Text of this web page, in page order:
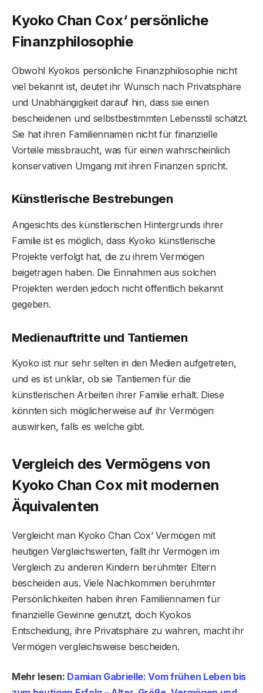
Kyoko Chan Cox‘ persönliche
Finanzphilosophie
Obwohl Kyokos persönliche Finanzphilosophie nicht
viel bekannt ist, deutet ihr Wunsch nach Privatsphäre
und Unabhängigkeit darauf hin, dass sie einen
bescheidenen und selbstbestimmten Lebensstil schätzt.
Sie hat ihren Familiennamen nicht für finanzielle
Vorteile missbraucht, was für einen wahrscheinlich
konservativen Umgang mit ihren Finanzen spricht.
Künstlerische Bestrebungen
Angesichts des künstlerischen Hintergrunds ihrer
Familie ist es möglich, dass Kyoko künstlerische
Projekte verfolgt hat, die zu ihrem Vermögen
beigetragen haben. Die Einnahmen aus solchen
Projekten werden jedoch nicht öffentlich bekannt
gegeben.
Medienauftritte und Tantiemen
Kyoko ist nur sehr selten in den Medien aufgetreten,
und es ist unklar, ob sie Tantiemen für die
künstlerischen Arbeiten ihrer Familie erhält. Diese
könnten sich möglicherweise auf ihr Vermögen
auswirken, falls es welche gibt.
Vergleich des Vermögens von
Kyoko Chan Cox mit modernen
Äquivalenten
Vergleicht man Kyoko Chan Cox‘ Vermögen mit
heutigen Vergleichswerten, fällt ihr Vermögen im
Vergleich zu anderen Kindern berühmter Eltern
bescheiden aus. Viele Nachkommen berühmter
Persönlichkeiten haben ihren Familiennamen für
finanzielle Gewinne genutzt, doch Kyokos
Entscheidung, ihre Privatsphäre zu wahren, macht ihr
Vermögen vergleichsweise bescheiden.
Mehr lesen: Damian Gabrielle: Vom frühen Leben bis